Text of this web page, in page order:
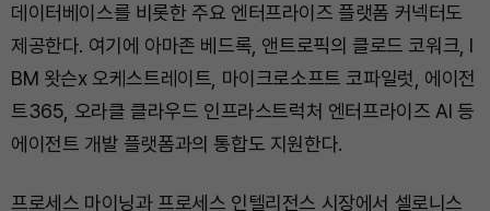
데이터베이스를 비롯한 주요 엔터프라이즈 플랫폼 커넥터도
제공한다. 여기에 아마존 베드록, 앤트로픽의 클로드 코워크, I
BM 왓슨x 오케스트레이트, 마이크로소프트 코파일럿, 에이전
트365, 오라클 클라우드 인프라스트럭처 엔터프라이즈 AI 등
에이전트 개발 플랫폼과의 통합도 지원한다.
프로세스 마이닝과 프로세스 인텔리전스 시장에서 셀로니스